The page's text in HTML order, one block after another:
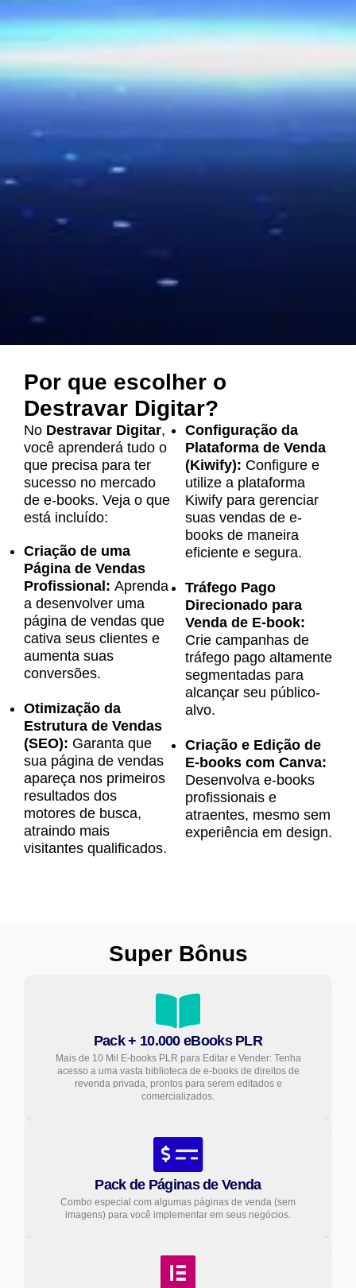
Por que escolher o
Destravar Digitar?
No Destravar Digitar,
você aprenderá tudo o
que precisa para ter
sucesso no mercado
de e-books. Veja o que
está incluído:
Criação de uma
Página de Vendas
Profissional: Aprenda
a desenvolver uma
página de vendas que
cativa seus clientes e
aumenta suas
conversões.
Otimização da
Estrutura de Vendas
(SEO): Garanta que
sua página de vendas
apareça nos primeiros
resultados dos
motores de busca,
atraindo mais
visitantes qualificados.
Configuração da
Plataforma de Venda
(Kiwify): Configure e
utilize a plataforma
Kiwify para gerenciar
suas vendas de e-
books de maneira
eficiente e segura.
Tráfego Pago
Direcionado para
Venda de E-book:
Crie campanhas de
tráfego pago altamente
segmentadas para
alcançar seu público-
alvo.
Criação e Edição de
E-books com Canva:
Desenvolva e-books
profissionais e
atraentes, mesmo sem
experiência em design.
Super Bônus
Pack + 10.000 eBooks PLR
Mais de 10 Mil E-books PLR para Editar e Vender: Tenha
acesso a uma vasta biblioteca de e-books de direitos de
revenda privada, prontos para serem editados e
comercializados.
Pack de Páginas de Venda
Combo especial com algumas páginas de venda (sem
imagens) para você implementar em seus negócios.